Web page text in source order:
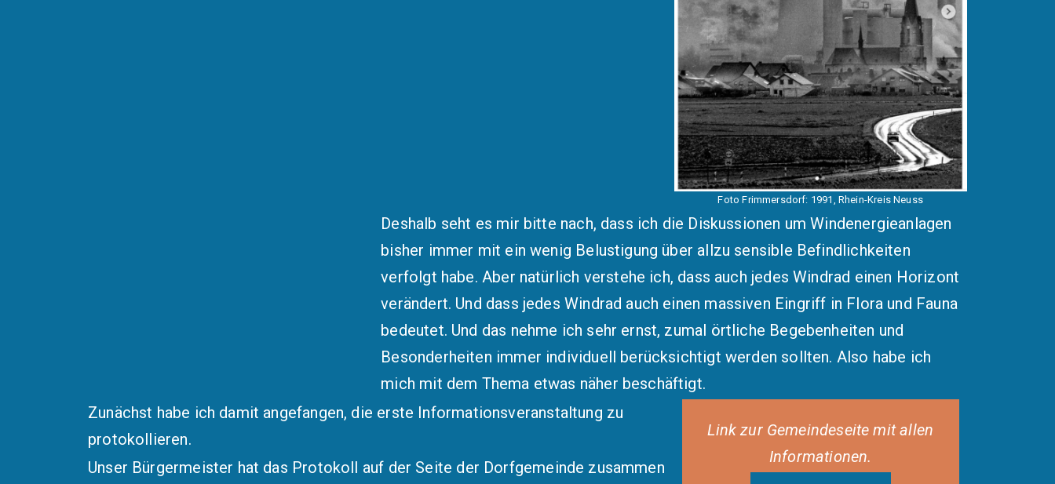
Foto Frimmersdorf: 1991, Rhein-Kreis Neuss
Deshalb seht es mir bitte nach, dass ich die Diskussionen um Windenergieanlagen
bisher immer mit ein wenig Belustigung über allzu sensible Befindlichkeiten
verfolgt habe. Aber natürlich verstehe ich, dass auch jedes Windrad einen Horizont
verändert. Und dass jedes Windrad auch einen massiven Eingriff in Flora und Fauna
bedeutet. Und das nehme ich sehr ernst, zumal örtliche Begebenheiten und
Besonderheiten immer individuell berücksichtigt werden sollten. Also habe ich
mich mit dem Thema etwas näher beschäftigt.
Zunächst habe ich damit angefangen, die erste Informationsveranstaltung zu
protokollieren.
Unser Bürgermeister hat das Protokoll auf der Seite der Dorfgemeinde zusammen
Link zur Gemeindeseite mit allen
Informationen.